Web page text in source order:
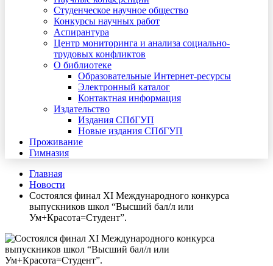
Студенческое научное общество
Конкурсы научных работ
Аспирантура
Центр мониторинга и анализа социально-
трудовых конфликтов
О библиотеке
Образовательные Интернет-ресурсы
Электронный каталог
Контактная информация
Издательство
Издания СПбГУП
Новые издания СПбГУП
Проживание
Гимназия
Главная
Новости
Состоялся финал XI Международного конкурса
выпускников школ “Высший бал/л или
Ум+Красота=Студент”.